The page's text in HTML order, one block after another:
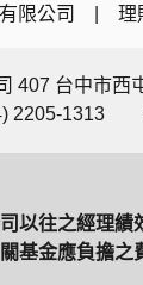
有限公司 |
407 台中市西
2205-1313
以往之經理
基金應負擔